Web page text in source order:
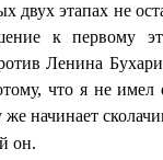
двух этапах не
к первому
Ленина
что я не
же начинает
он.